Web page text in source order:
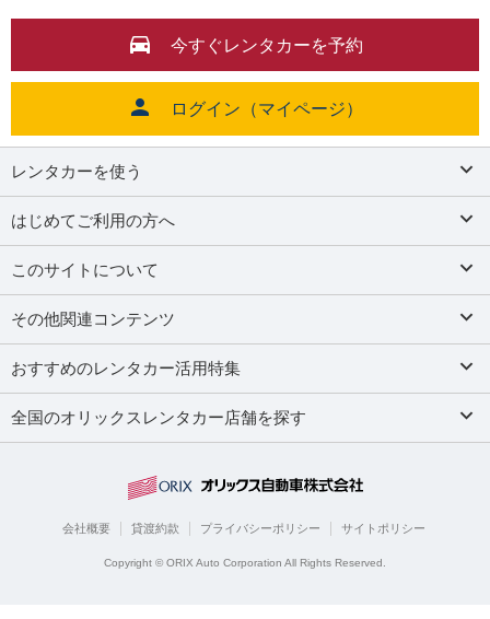
今すぐレンタカーを予約
ログイン（マイページ）
レンタカーを使う
はじめてご利用の方へ
このサイトについて
その他関連コンテンツ
おすすめのレンタカー活用特集
全国のオリックスレンタカー店舗を探す
会社概要 貸渡約款 プライバシーポリシー サイトポリシー
Copyright © ORIX Auto Corporation All Rights Reserved.